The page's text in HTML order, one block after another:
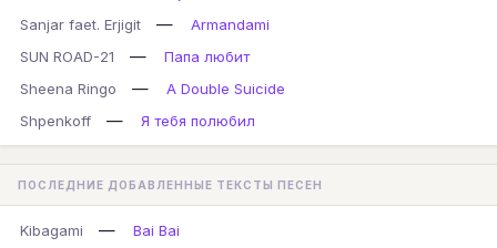
Sanjar faet. Erjigit
—
Armandami
SUN ROAD-21
—
Папа любит
Sheena Ringo
—
A Double Suicide
Shpenkoff
— Я тебя полюбил
ПОСЛЕДНИЕ ДОБАВЛЕННЫЕ ТЕКСТЫ ПЕСЕН
Kibagami —
Bai Bai